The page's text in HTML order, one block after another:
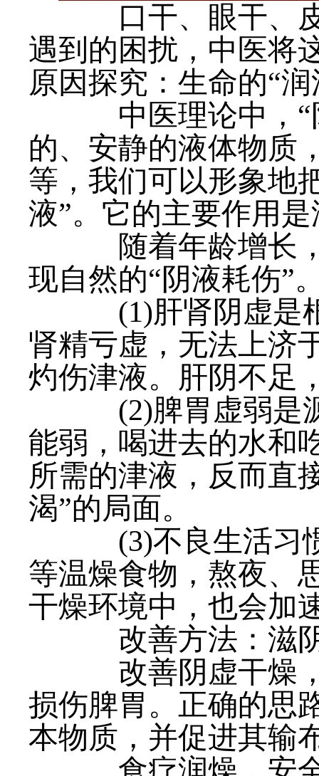
口干、眼干、皮
遇到的困扰，中医将
原因探究：生命的“
中医理论中，“
的、安静的液体物质
等，我们可以形象地
液”。它的主要作用
随着年龄增长，
现自然的“阴液耗伤”
(1)肝肾阴虚是根
肾精亏虚，无法上济
灼伤津液。肝阴不足
(2)脾胃虚弱是源
能弱，喝进去的水和
所需的津液，反而直
渴”的局面。
(3)不良生活习惯
等温燥食物，熬夜、
干燥环境中，也会加
改善方法：滋阴
改善阴虚干燥，
损伤脾胃。正确的思
本物质，并促进其输